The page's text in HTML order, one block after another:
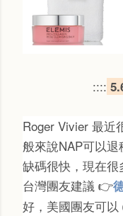
::::
Roger Vivier 最近
般來說NAP可以
缺碼很快，現在很
台灣團友建議 👉
好，美國團友可以